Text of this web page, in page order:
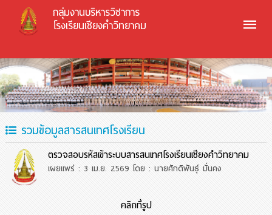
กลุ่มงานบริหารวิชาการ
โรงเรียนเชียงคำวิทยาคม
รวมข้อมูลสารสนเทศโรงเรียน
ตรวจสอบรหัสเข้าระบบสารสนเทศโรงเรียนเชียงคำวิทยาคม
เผยแพร่ : 3 เม.ย. 2569 โดย : นายศักดิพันธุ์ มั่นคง
คลิกที่รูป